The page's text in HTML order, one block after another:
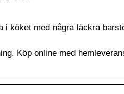
i köket med några läckra
Köp online med